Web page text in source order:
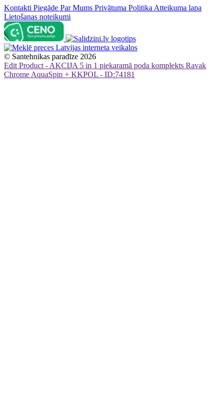
Kontakti Piegāde Par Mums Privātuma Politika Atteikuma lapa
Lietošanas noteikumi
© Santehnikas paradīze 2026
Edit Product - AKCIJA 5 in 1 piekaramā poda komplekts Ravak
Chrome AquaSpin + KKPOL - ID:74181